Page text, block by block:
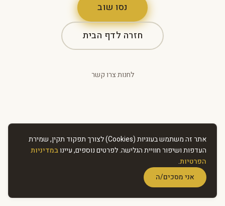
נסו שוב
חזרה לדף הבית
לחנות·צרו קשר
אתר זה משתמש בעוגיות (Cookies) לצורך תפקוד תקין, שמירת
העדפות ושיפור חוויית הגלישה. לפרטים נוספים, עיינובמדיניות
הפרטיות.
אני מסכים/ה